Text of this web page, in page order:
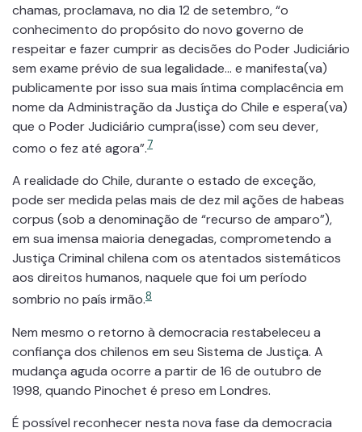
chamas, proclamava, no dia 12 de setembro, “o
conhecimento do propósito do novo governo de
respeitar e fazer cumprir as decisões do Poder Judiciário
sem exame prévio de sua legalidade… e manifesta(va)
publicamente por isso sua mais íntima complacência em
nome da Administração da Justiça do Chile e espera(va)
que o Poder Judiciário cumpra(isse) com seu dever,
como o fez até agora”.7
A realidade do Chile, durante o estado de exceção,
pode ser medida pelas mais de dez mil ações de habeas
corpus (sob a denominação de “recurso de amparo”),
em sua imensa maioria denegadas, comprometendo a
Justiça Criminal chilena com os atentados sistemáticos
aos direitos humanos, naquele que foi um período
sombrio no país irmão.8
Nem mesmo o retorno à democracia restabeleceu a
confiança dos chilenos em seu Sistema de Justiça. A
mudança aguda ocorre a partir de 16 de outubro de
1998, quando Pinochet é preso em Londres.
É possível reconhecer nesta nova fase da democracia